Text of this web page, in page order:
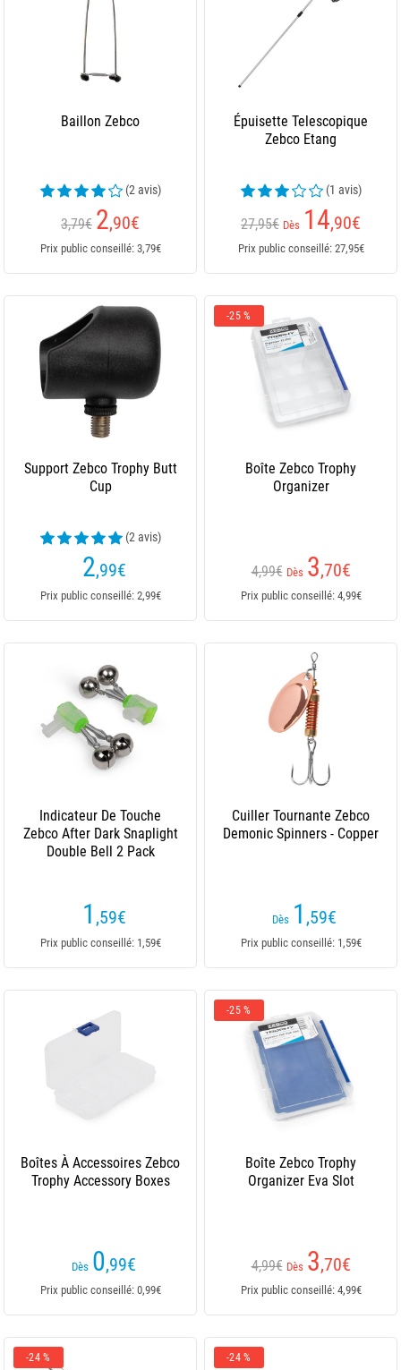
Baillon Zebco
(2 avis)
3,79€ 2,90€
Prix public conseillé: 3,79€
Épuisette Telescopique
Zebco Etang
(1 avis)
27,95€ Dès 14,90€
Prix public conseillé: 27,95€
Support Zebco Trophy Butt
Cup
(2 avis)
2,99€
Prix public conseillé: 2,99€
-25 %
Boîte Zebco Trophy
Organizer
4,99€ Dès 3,70€
Prix public conseillé: 4,99€
Indicateur De Touche
Zebco After Dark Snaplight
Double Bell 2 Pack
1 ,59€
Prix public conseillé: 1,59€
Cuiller Tournante Zebco
Demonic Spinners - Copper
Dès 1 ,59€
Prix public conseillé: 1,59€
Boîtes À Accessoires Zebco
Trophy Accessory Boxes
Dès 0,99€
Prix public conseillé: 0,99€
-25 %
Boîte Zebco Trophy
Organizer Eva Slot
4,99€ Dès 3,70€
Prix public conseillé: 4,99€
-24 % -24 %